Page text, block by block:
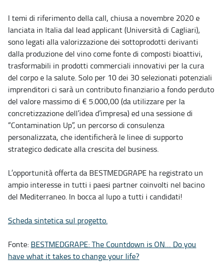
I temi di riferimento della call, chiusa a novembre 2020 e
lanciata in Italia dal lead applicant (Università di Cagliari),
sono legati alla valorizzazione dei sottoprodotti derivanti
dalla produzione del vino come fonte di composti bioattivi,
trasformabili in prodotti commerciali innovativi per la cura
del corpo e la salute. Solo per 10 dei 30 selezionati potenziali
imprenditori ci sarà un contributo finanziario a fondo perduto
del valore massimo di € 5.000,00 (da utilizzare per la
concretizzazione dell’idea d’impresa) ed una sessione di
“Contamination Up”, un percorso di consulenza
personalizzata, che identificherà le linee di supporto
strategico dedicate alla crescita del business.
L’opportunità offerta da BESTMEDGRAPE ha registrato un
ampio interesse in tutti i paesi partner coinvolti nel bacino
del Mediterraneo. In bocca al lupo a tutti i candidati!
Scheda sintetica sul progetto.
Fonte: BESTMEDGRAPE: The Countdown is ON… Do you
have what it takes to change your life?